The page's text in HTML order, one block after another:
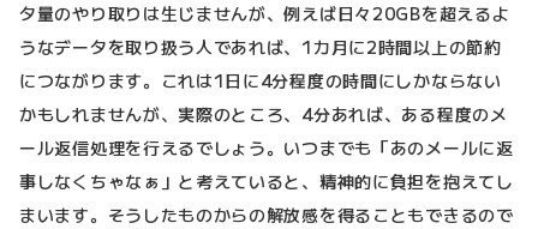
タ量のやり取りは生じませんが、例えば日々20GBを超えるよ
うなデータを取り扱う人であれば、1カ月に2時間以上の節約
につながります。これは1日に4分程度の時間にしかならない
かもしれませんが、実際のところ、4分あれば、ある程度のメ
ール返信処理を行えるでしょう。いつまでも「あのメールに返
事しなくちゃなぁ」と考えていると、精神的に負担を抱えてし
まいます。そうしたものからの解放感を得ることもできるので